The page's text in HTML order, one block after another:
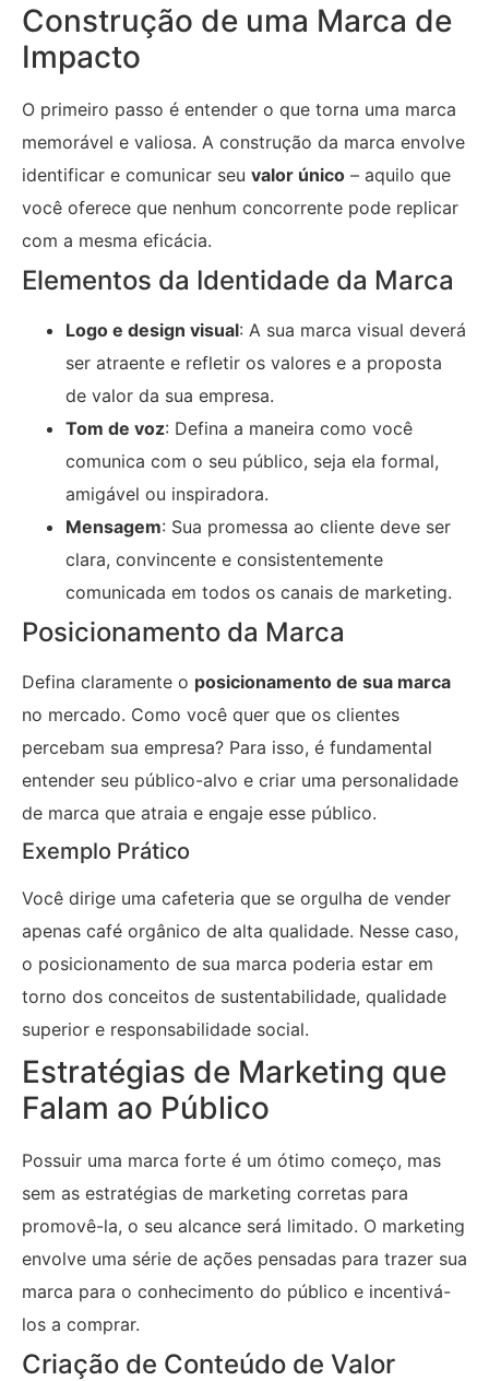
Construção de uma Marca de
Impacto
O primeiro passo é entender o que torna uma marca
memorável e valiosa. A construção da marca envolve
identificar e comunicar seu valor único – aquilo que
você oferece que nenhum concorrente pode replicar
com a mesma eficácia.
Elementos da Identidade da Marca
Logo e design visual: A sua marca visual deverá
ser atraente e refletir os valores e a proposta
de valor da sua empresa.
Tom de voz: Defina a maneira como você
comunica com o seu público, seja ela formal,
amigável ou inspiradora.
Mensagem: Sua promessa ao cliente deve ser
clara, convincente e consistentemente
comunicada em todos os canais de marketing.
Posicionamento da Marca
Defina claramente o posicionamento de sua marca
no mercado. Como você quer que os clientes
percebam sua empresa? Para isso, é fundamental
entender seu público-alvo e criar uma personalidade
de marca que atraia e engaje esse público.
Exemplo Prático
Você dirige uma cafeteria que se orgulha de vender
apenas café orgânico de alta qualidade. Nesse caso,
o posicionamento de sua marca poderia estar em
torno dos conceitos de sustentabilidade, qualidade
superior e responsabilidade social.
Estratégias de Marketing que
Falam ao Público
Possuir uma marca forte é um ótimo começo, mas
sem as estratégias de marketing corretas para
promovê-la, o seu alcance será limitado. O marketing
envolve uma série de ações pensadas para trazer sua
marca para o conhecimento do público e incentivá-
los a comprar.
Criação de Conteúdo de Valor